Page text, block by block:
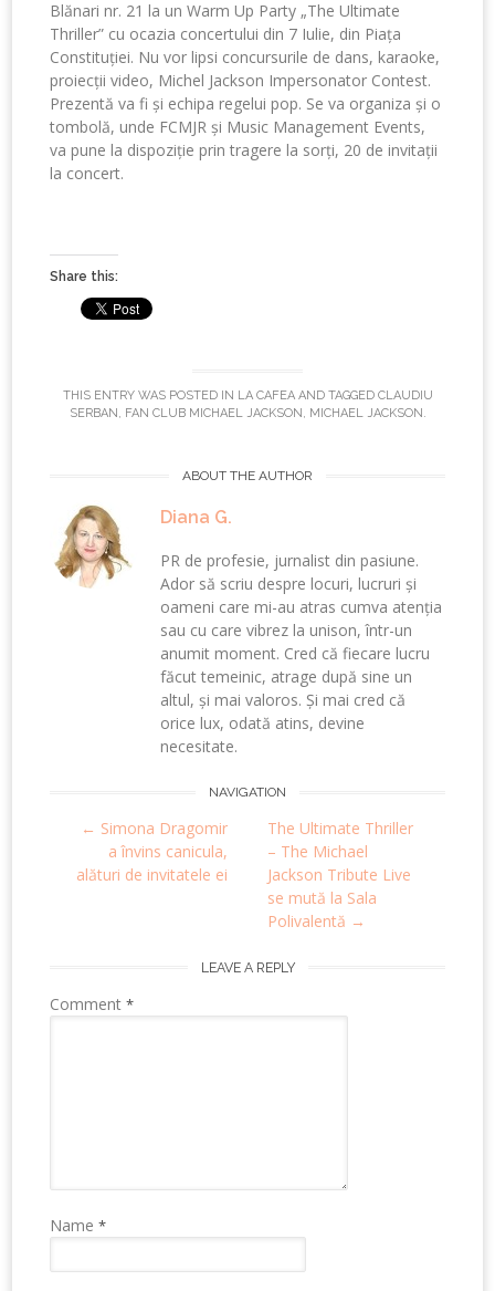
Blănari nr. 21 la un Warm Up Party „The Ultimate
Thriller” cu ocazia concertului din 7 Iulie, din Piața
Constituției. Nu vor lipsi concursurile de dans, karaoke,
proiecții video, Michel Jackson Impersonator Contest.
Prezentă va fi și echipa regelui pop. Se va organiza și o
tombolă, unde FCMJR și Music Management Events,
va pune la dispoziție prin tragere la sorți, 20 de invitații
la concert.
Share this:
THIS ENTRY WAS POSTED IN LA CAFEAAND TAGGED CLAUDIU
SERBAN , FAN CLUB MICHAEL JACKSON , MICHAEL JACKSON .
ABOUT THE AUTHOR
Diana G.
PR de profesie, jurnalist din pasiune.
Ador să scriu despre locuri, lucruri și
oameni care mi-au atras cumva atenția
sau cu care vibrez la unison, într-un
anumit moment. Cred că fiecare lucru
făcut temeinic, atrage după sine un
altul, și mai valoros. Și mai cred că
orice lux, odată atins, devine
necesitate.
navigation
NAVIGATION
← Simona Dragomir
a învins canicula,
alături de invitatele ei
The Ultimate Thriller
– The Michael
Jackson Tribute Live
se mută la Sala
Polivalentă →
LEAVE A REPLY
Comment*
Name*